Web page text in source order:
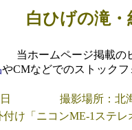
白ひげの滝
当ホームページ掲載の
やCMなどでのストック
撮影場所：北
付け「ニコンME-1ステ